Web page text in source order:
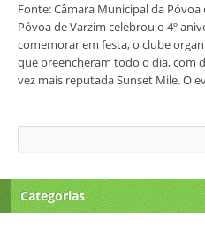
Fonte: Câmara Municipal da
Póvoa de Varzim celebrou o 4º
comemorar em festa, o clube
que preencheram todo o dia, com
vez mais reputada Sunset Mile. O
Procurar
Categorias